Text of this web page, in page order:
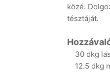
közé.
tésztáját.
30 dkg
12.5 dkg